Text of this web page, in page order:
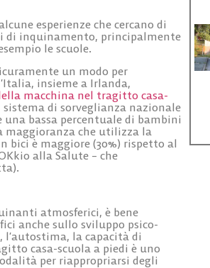
esperienze che cercano di
di inquinamento, principalmente
le scuole.
un modo per
insieme a Irlanda,
macchina nel tragitto casa-
sistema di sorveglianza nazionale
bassa percentuale di bambini
maggioranza che utilizza la
bici è maggiore (30%) rispetto al
alla Salute – che
atmosferici, è bene
anche sullo sviluppo psico-
la capacità di
casa-scuola a piedi è uno
per riappropriarsi degli